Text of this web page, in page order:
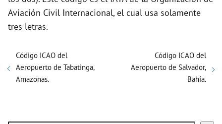
Aviación Civil Internacional, el cual usa solamente
tres letras.
Código ICAO del
Aeropuerto de Tabatinga,
Amazonas.
Código ICAO del
Aeropuerto de Salvador,
Bahía.